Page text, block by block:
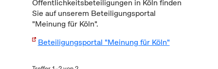
Öffentlichkeitsbeteiligungen in Köln finden
Sie auf unserem Beteiligungsportal
"Meinung für Köln".
Beteiligungsportal "Meinung für Köln"